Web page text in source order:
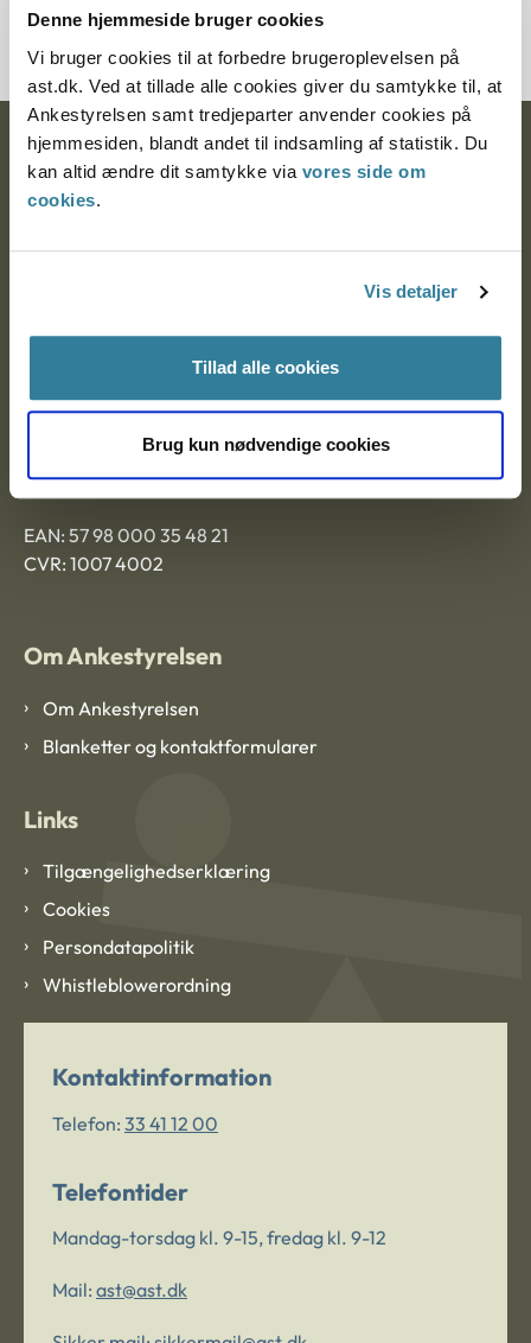
Denne hjemmeside bruger cookies
Vi bruger cookies til at forbedre brugeroplevelsen på
ast.dk. Ved at tillade alle cookies giver du samtykke til, at
Ankestyrelsen samt tredjeparter anvender cookies på
hjemmesiden, blandt andet til indsamling af statistik. Du
kan altid ændre dit samtykke via vores side om
cookies.
Vis detaljer
Tillad alle cookies
Brug kun nødvendige cookies
2000186-08
Ankestyrelsen
Postadresse:
Nytorv 7, 2. sal
Ankestyrelsen Aalborg
Ankestyrelsen København
EAN: 57 98 000 35 48 21
CVR: 1007 4002
Om Ankestyrelsen
Om Ankestyrelsen
Blanketter og kontaktformularer
Links
Tilgængelighedserklæring
Cookies
Persondatapolitik
Whistleblowerordning
Kontaktinformation
Telefon: 33 41 12 00
Telefontider
Mandag-torsdag kl. 9-15, fredag kl. 9-12
Mail: ast@ast.dk